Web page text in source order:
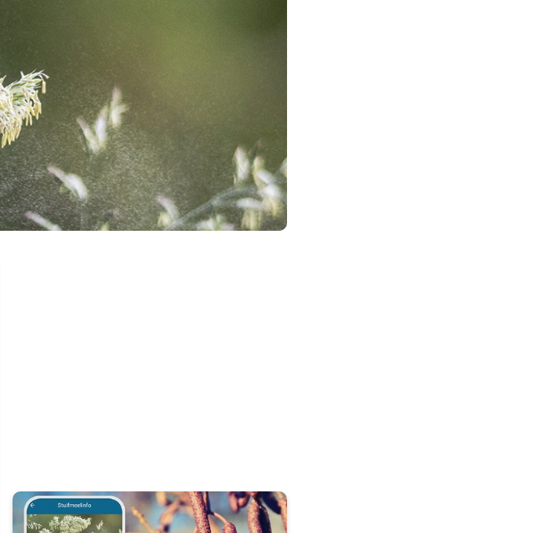
De pollen van de els zijn actief. Allergieën in de winter. . .